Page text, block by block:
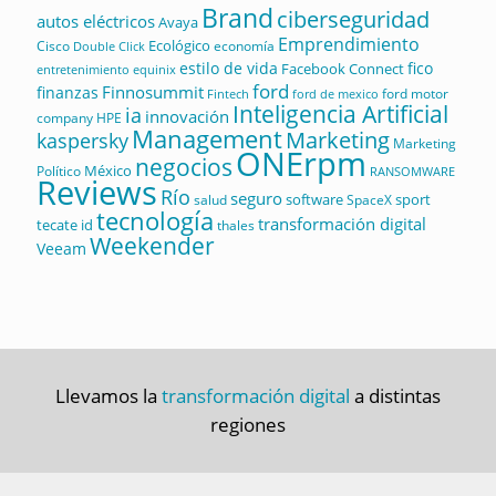
autos eléctricosAvaya Brandciberseguridad
Cisco Double Click Ecológico economía Emprendimiento
entretenimiento equinix estilo de vida Facebook Connectfico
finanzas Finnosummit Fintech ford ford de mexico ford motor
company HPE ia innovación Inteligencia Artificial
kaspersky ManagementMarketing Marketing
Político México negociosONErpm RANSOMWARE
Reviews Río saludsegurosoftwareSpaceXsport
tecate id tecnología thalestransformación digital
Veeam Weekender
Llevamos la transformación digital a distintas
regiones